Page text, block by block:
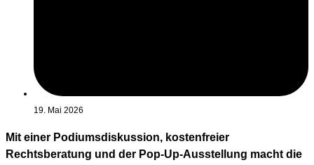
19. Mai 2026
Mit einer Podiumsdiskussion, kostenfreier
Rechtsberatung und der Pop-Up-Ausstellung macht die